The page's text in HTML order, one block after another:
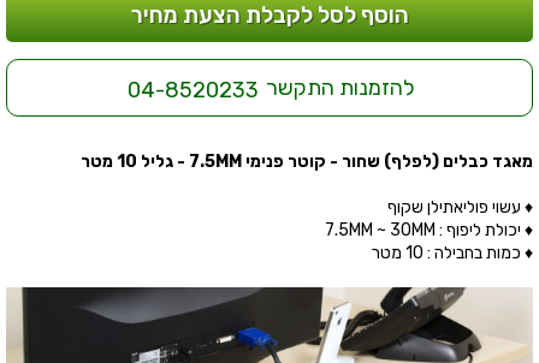
הוסף לסל לקבלת הצעת מחיר
להזמנות התקשר 04-8520233
מאגד כבלים (לפלף) שחור - קוטר פנימי 7.5MM - גליל 10 מטר
♦ עשוי פוליאתילן שקוף
♦ יכולת ליפוף : 7.5MM ~ 30MM
♦ כמות בחבילה : 10 מטר